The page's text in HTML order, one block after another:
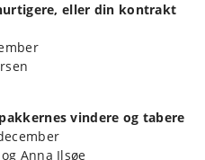
eller din kontrakt
vindere og tabere
Anna Ilsøe